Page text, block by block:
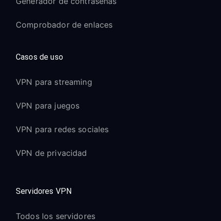
Comprobador de enlaces
Casos de uso
VPN para streaming
VPN para juegos
VPN para redes sociales
VPN de privacidad
Servidores VPN
Todos los servidores